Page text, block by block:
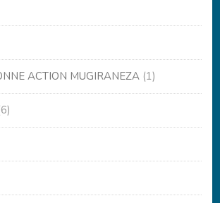
ACTION MUGIRANEZA (1)